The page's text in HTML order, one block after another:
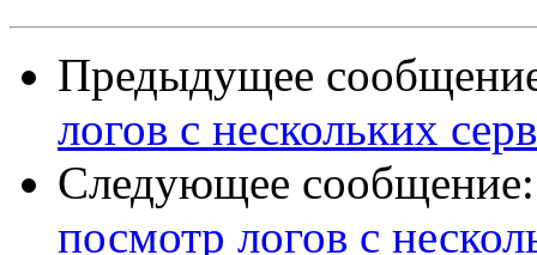
Предыдущее
логов с нескольких
Следующее
посмотр логов с